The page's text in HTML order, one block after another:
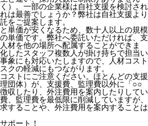
）。一部の企業様は自社支援を検討され
は最善でしょうか？弊社は自社支援より
をご提案します。
単価が安くなるため、数十人以上の規模
単価です。弊社へ委託いただければ、支
材を他の場所へ配属することができま
したスタッフ複数人が掛け持ちで担当い
象にも対応いたしますので、人材コスト
クの軽減にもつながります。
ストにご注意ください。ほとんどの支援
団体）が、支援費、監理費以外に「○○
収したり、外注費用を案内したりしてい
、監理費を最低限に削減していますが、
することや、外注費用を案内することは